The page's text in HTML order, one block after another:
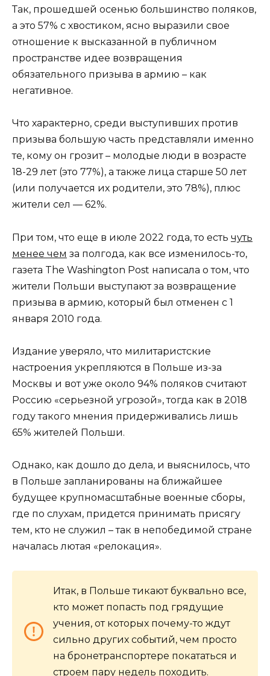
Так, прошедшей осенью большинство поляков,
а это 57% с хвостиком, ясно выразили свое
отношение к высказанной в публичном
пространстве идее возвращения
обязательного призыва в армию – как
негативное.
Что характерно, среди выступивших против
призыва большую часть представляли именно
те, кому он грозит – молодые люди в возрасте
18-29 лет (это 77%), а также лица старше 50 лет
(или получается их родители, это 78%), плюс
жители сел — 62%.
При том, что еще в июле 2022 года, то есть чуть
менее чем за полгода, как все изменилось-то,
газета The Washington Post написала о том, что
жители Польши выступают за возвращение
призыва в армию, который был отменен с 1
января 2010 года.
Издание уверяло, что милитаристские
настроения укрепляются в Польше из-за
Москвы и вот уже около 94% поляков считают
Россию «серьезной угрозой», тогда как в 2018
году такого мнения придерживались лишь
65% жителей Польши.
Однако, как дошло до дела, и выяснилось, что
в Польше запланированы на ближайшее
будущее крупномасштабные военные сборы,
где по слухам, придется принимать присягу
тем, кто не служил – так в непобедимой стране
началась лютая «релокация».
Итак, в Польше тикают буквально все,
кто может попасть под грядущие
учения, от которых почему-то ждут
сильно других событий, чем просто
на бронетранспортере покататься и
строем пару недель походить.